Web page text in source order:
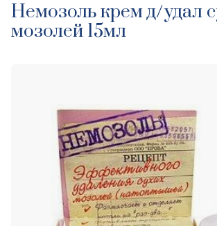
Немозоль крем д/удал
мозолей 15мл